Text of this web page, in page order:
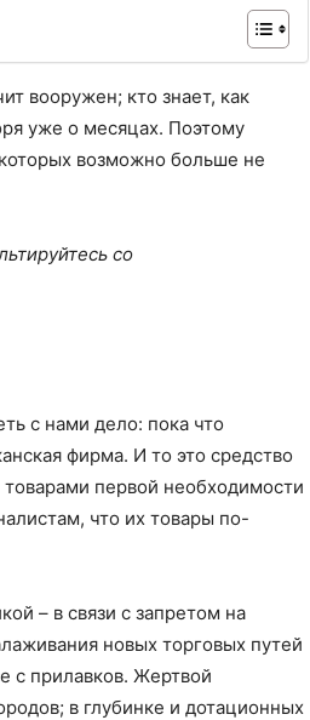
вооружен; кто знает, как
уже о месяцах. Поэтому
возможно больше не
со
с нами дело: пока что
фирма. И то это средство
первой необходимости
что их товары по-
– в связи с запретом на
новых торговых путей
с прилавков. Жертвой
в глубинке и дотационных